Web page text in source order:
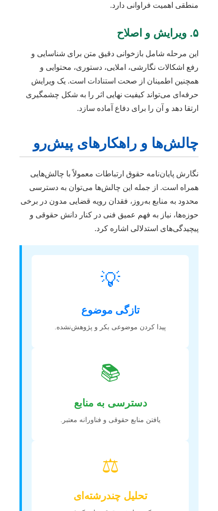
منطقی اهمیت فراوانی دارد.
۵. ویرایش و اصلاح
این مرحله شامل بازخوانی دقیق متن برای شناسایی و
رفع اشکالات نگارشی، املایی، دستوری، محتوایی و
همچنین اطمینان از صحت استنادات است. یک ویرایش
حرفه‌ای می‌تواند کیفیت نهایی اثر را به شکل چشمگیری
ارتقا دهد و آن را برای دفاع آماده سازد.
چالش‌ها و راهکارهای پیش‌رو
نگارش پایان‌نامه حقوق ارتباطات معمولاً با چالش‌هایی
همراه است. از جمله این چالش‌ها می‌توان به دسترسی
محدود به منابع به‌روز، فقدان رویه قضایی مدون در برخی
حوزه‌ها، نیاز به فهم عمیق فنی در کنار دانش حقوقی و
پیچیدگی‌های استدلالی اشاره کرد.
💡
تازگی موضوع
پیدا کردن موضوعی بکر و پژوهش‌نشده.
📚
دسترسی به منابع
یافتن منابع حقوقی و فناورانه معتبر.
⚖️
تحلیل چندرشته‌ای